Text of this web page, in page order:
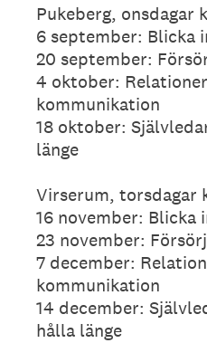
Pukeberg, onsdagar
6 september: Blicka
20 september:
4 oktober:
kommunikation
18 oktober:
länge
Virserum, torsdagar
16 november: Blicka
23 november:
7 december:
kommunikation
14 december:
hålla länge